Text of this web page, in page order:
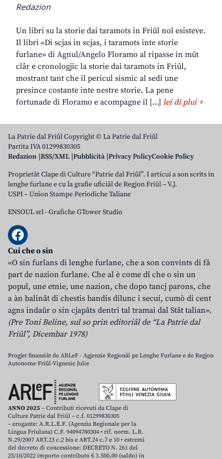
Redazion
Un libri su la storie dai taramots in Friûl nol esisteve.
Il libri «Di scjas in scjas, i taramots inte storie
furlane» di Agnul/Angelo Floramo al ripasse in mût
clâr e cronologjic la storie dai taramots in Friûl,
mostrant tant che il pericul sismic al sedi une
presince costante inte nestre storie. La pene
fortunade di Floramo e acompagne il […] lei di plui +
La Patrie dal Friûl Copyright © La Patrie dal Friûl
Partita IVA 01299830305
Redazion RSS/XML Pubblicità Privacy PolicyCookie Policy
Proprietât Clape di Culture “Patrie dal Friûl”. I articui a son scrits in
lenghe furlane e cu la grafie uficiâl de Regjon Friûl – V.J.
USPI – Union Stampe Periodiche Taliane
ENSOUL srl-Grafiche GTower Studio
Cui che o sin
«O sin furlans di lenghe furlane, che a son convints di fâ
part de nazion furlane. Che al è come dî che o sin un
popul, une etnie, une nazion, che dopo tancj parons, che
a àn balinât di chestis bandis dilunc i secui, cumò di cent
agns indaûr o sin cjapâts dentri tal tramai dal Stât talian».
(Pre Toni Beline, sul so prin editoriâl de “La Patrie dal
Friûl”, Dicembar 1978)
Progjet finanziât de ARLeF - Agjenzie Regjonâl pe Lenghe Furlane e de Regjon
Autonome Friûl-Vignesie Julie
ANNO 2025 – Contributi ricevuti da Clape di
Culture Patrie dal Friûl – c.f. 01299830305
– erogante: A.R.L.E.F. (Agenzia Regionale per la
Lingua Friulana) C.F. 94094780304 • rif. norm. L.R.
N.29/2007 ART.23 c.2 bis e ART.24 c.7 e 10 • estremi
del decreto di concessione: DECRETO N. 261 del
25/10/2022 importo contributo € 3.500,00 (saldo) in